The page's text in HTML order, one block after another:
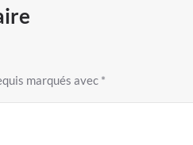
marqués avec *